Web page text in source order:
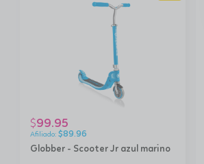
Globber - Scooter Jr azul marino
$99.95
$89.96